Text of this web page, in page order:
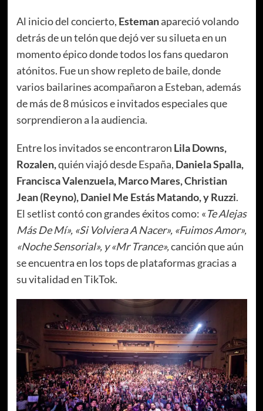
Al inicio del concierto, Estemanapareció volando
detrás de un telón que dejó ver su silueta en un
momento épico donde todos los fans quedaron
atónitos. Fue un show repleto de baile, donde
varios bailarines acompañaron a Esteban, además
de más de 8 músicos e invitados especiales que
sorprendieron a la audiencia.
Entre los invitados se encontraron Lila Downs,
Rozalen,quién viajó desde España, Daniela Spalla,
Francisca Valenzuela, Marco Mares, Christian
Jean (Reyno), Daniel Me Estás Matando, y Ruzzi.
El setlist contó con grandes éxitos como: «Te Alejas
Más De Mí», «Si Volviera A Nacer», «Fuimos Amor»,
«Noche Sensorial», y «Mr Trance»,canción que aún
se encuentra en los tops de plataformas gracias a
su vitalidad en TikTok.